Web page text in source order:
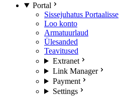
Portal
Sissejuhatus Portaalisse
Loo konto
Armatuurlaud
Ülesanded
Teavitused
Extranet
Link Manager
Payment
Settings